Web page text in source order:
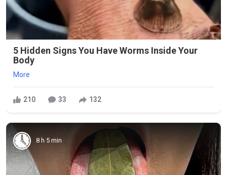
5 Hidden Signs You Have Worms Inside Your
Body
More
210 33 132
8 h 5 min